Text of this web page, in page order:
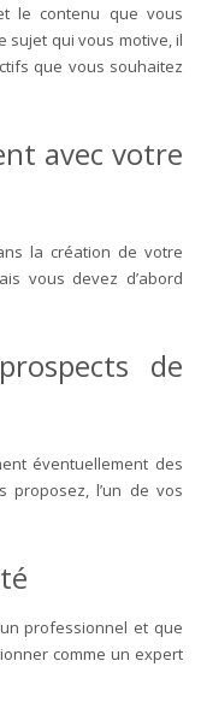
le contenu que vous
sujet qui vous motive, il
que vous souhaitez
avec votre
la création de votre
vous devez d’abord
de
éventuellement des
proposez, l’un de vos
professionnel et que
comme un expert